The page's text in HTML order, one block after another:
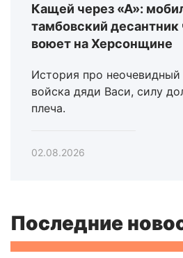
Кащей через «А»:
тамбовский десантник
воюет на Херсонщине
История про неочевидный
войска дяди Васи, силу
плеча.
02.08.2026
Последние